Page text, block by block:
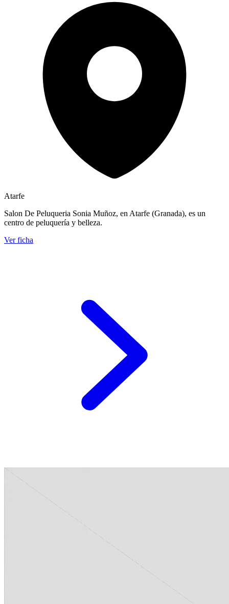
Atarfe
Salon De Peluqueria Sonia Muñoz, en Atarfe (Granada), es un
centro de peluquería y belleza.
Ver ficha